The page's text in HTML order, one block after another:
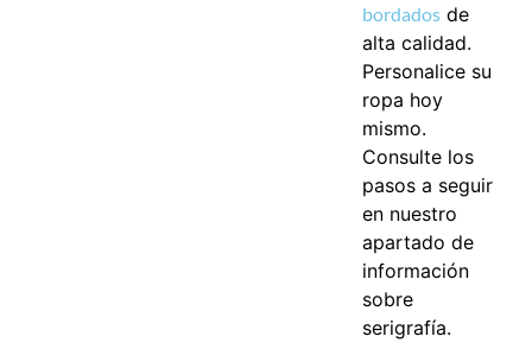
bordados de
alta calidad.
Personalice su
ropa hoy
mismo.
Consulte los
pasos a seguir
en nuestro
apartado de
información
sobre
serigrafía.